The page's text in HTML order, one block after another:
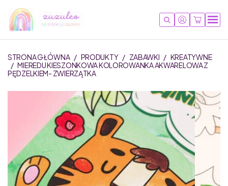
STRONA GŁÓWNA / PRODUKTY / ZABAWKI / KREATYWNE
/ MIEREDU KIESZONKOWA KOLOROWANKA AKWARELOWA Z
PĘDZELKIEM- ZWIERZĄTKA